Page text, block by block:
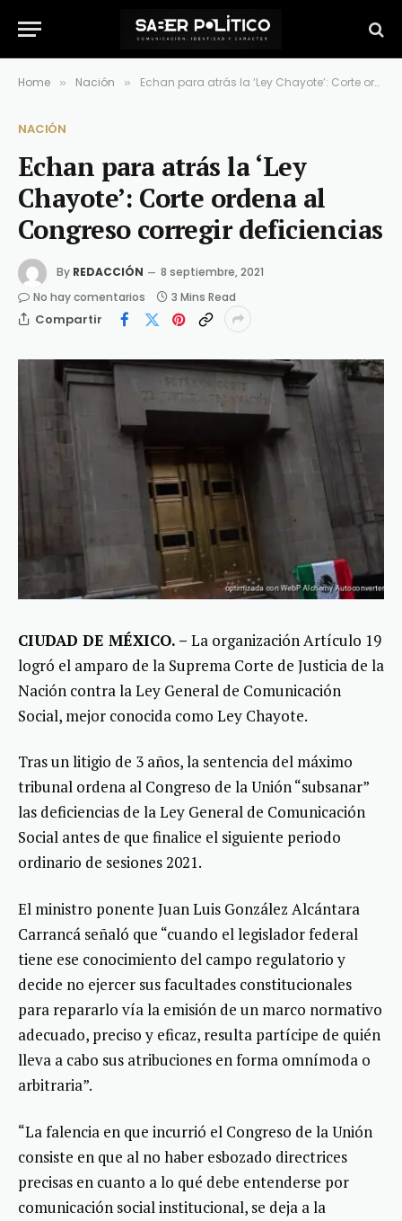
Home » Nación » Echan para atrás la ‘Ley Chayote’: Corte ordena al Congreso corregir deficiencias
NACIÓN
Echan para atrás la ‘Ley
Chayote’: Corte ordena al
Congreso corregir deficiencias
By REDACCIÓN
8 septiembre, 2021
No hay comentarios
3 Mins Read
Compartir
CIUDAD DE MÉXICO. – La organización Artículo 19
logró el amparo de la Suprema Corte de Justicia de la
Nación contra la Ley General de Comunicación
Social, mejor conocida como Ley Chayote.
Tras un litigio de 3 años, la sentencia del máximo
tribunal ordena al Congreso de la Unión “subsanar”
las deficiencias de la Ley General de Comunicación
Social antes de que finalice el siguiente periodo
ordinario de sesiones 2021.
El ministro ponente Juan Luis González Alcántara
Carrancá señaló que “cuando el legislador federal
tiene ese conocimiento del campo regulatorio y
decide no ejercer sus facultades constitucionales
para repararlo vía la emisión de un marco normativo
adecuado, preciso y eficaz, resulta partícipe de quién
lleva a cabo sus atribuciones en forma omnímoda o
arbitraria”.
“La falencia en que incurrió el Congreso de la Unión
consiste en que al no haber esbozado directrices
precisas en cuanto a lo qué debe entenderse por
comunicación social institucional, se deja a la